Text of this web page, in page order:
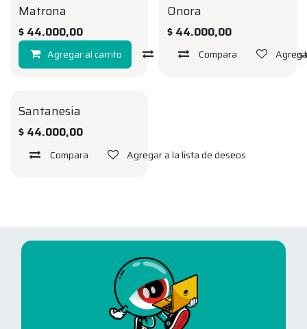
FEM
Matrona
$ 44.000,00
Agregar al carrito Compara Agregar a la
FEM
Onora
$ 44.000,00
Compara
FEM
Santanesia
$ 44.000,00
Compara Agregar a la lista de deseos